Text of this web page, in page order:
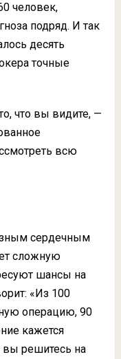
человек,
подряд. И так
десять
точные
что вы видите, —
всю
сердечным
сложную
шансы на
«Из 100
операцию, 90
кажется
решитесь на